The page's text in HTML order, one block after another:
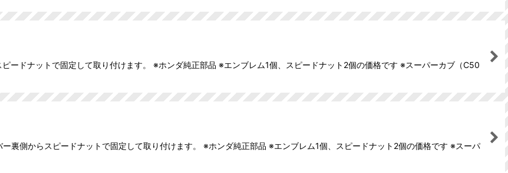
ードナットで固定して取り付けます。 ※ホンダ純正部品 ※エンブレム1個、スピードナット2個の価格です ※スーパーカブ（C50
裏側からスピードナットで固定して取り付けます。 ※ホンダ純正部品 ※エンブレム1個、スピードナット2個の価格です ※スーパ